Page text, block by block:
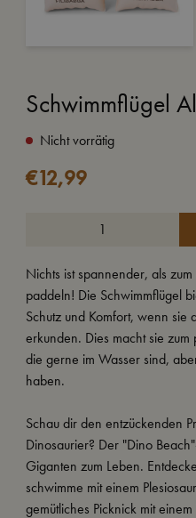
Schwimmflügel
Nicht vorrätig
€12,99
Nichts ist spannender, als
paddeln! Die Schwimmflügel
Schutz und Komfort, wenn sie
erkunden. Dies macht sie
die gerne im Wasser sind,
haben.
Schau dir den entzückenden
Dinosaurier? Der "Dino
Giganten zum Leben.
schwimme mit einem
gemütliches Picknick mit